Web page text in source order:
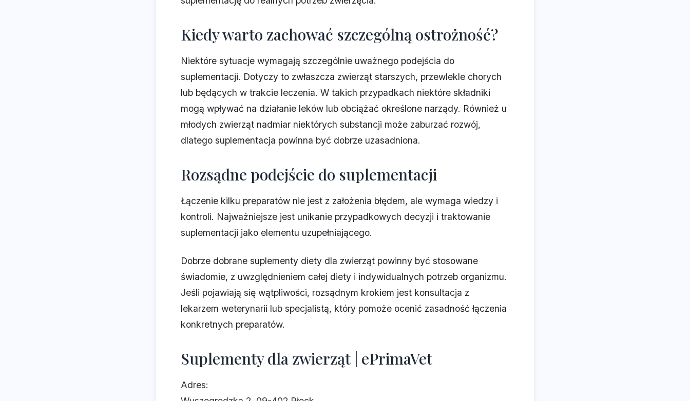
Kiedy warto zachować szczególną ostrożność?
Niektóre sytuacje wymagają szczególnie uważnego podejścia do
suplementacji. Dotyczy to zwłaszcza zwierząt starszych, przewlekle chorych
lub będących w trakcie leczenia. W takich przypadkach niektóre składniki
mogą wpływać na działanie leków lub obciążać określone narządy. Również u
młodych zwierząt nadmiar niektórych substancji może zaburzać rozwój,
dlatego suplementacja powinna być dobrze uzasadniona.
Rozsądne podejście do suplementacji
Łączenie kilku preparatów nie jest z założenia błędem, ale wymaga wiedzy i
kontroli. Najważniejsze jest unikanie przypadkowych decyzji i traktowanie
suplementacji jako elementu uzupełniającego.
Dobrze dobrane suplementy diety dla zwierząt powinny być stosowane
świadomie, z uwzględnieniem całej diety i indywidualnych potrzeb organizmu.
Jeśli pojawiają się wątpliwości, rozsądnym krokiem jest konsultacja z
lekarzem weterynarii lub specjalistą, który pomoże ocenić zasadność łączenia
konkretnych preparatów.
Suplementy dla zwierząt | ePrimaVet
Adres: